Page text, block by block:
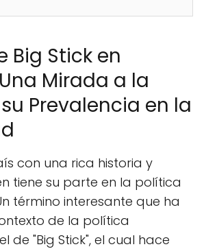
Big Stick en
Mirada a la
Prevalencia en la
con una rica historia y
tiene su parte en la política
término interesante que ha
de la política
de "Big Stick", el cual hace